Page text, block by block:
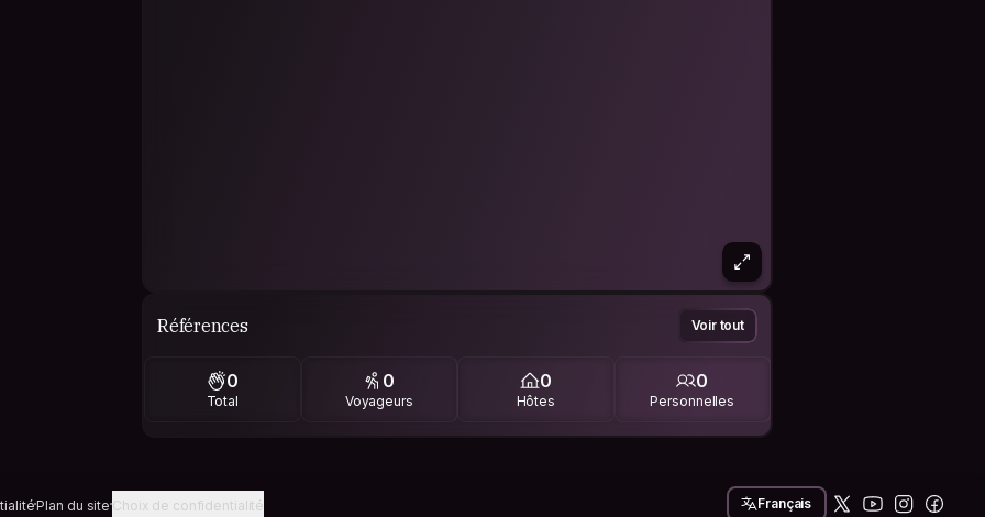
Références Voir tout
0
Total
0
Voyageurs
0
Hôtes
0
Personnelles
Plan du siteChoix de confidentialité Français